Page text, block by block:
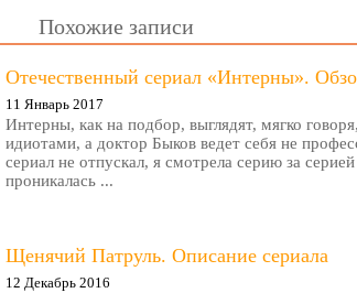
Похожие записи
Отечественный сериал «Интерны».
11 Январь 2017
Интерны, как на подбор, выглядят, мягко
идиотами, а доктор Быков ведет себя не
сериал не отпускал, я смотрела серию за серией
проникалась ...
Щенячий Патруль. Описание сериала
12 Декабрь 2016